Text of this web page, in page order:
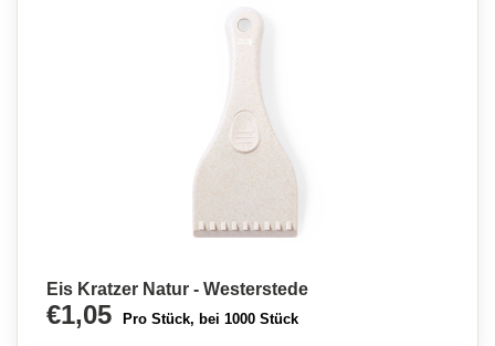
Eis Kratzer Natur - Westerstede
€1,05 Pro Stück, bei 1000 Stück